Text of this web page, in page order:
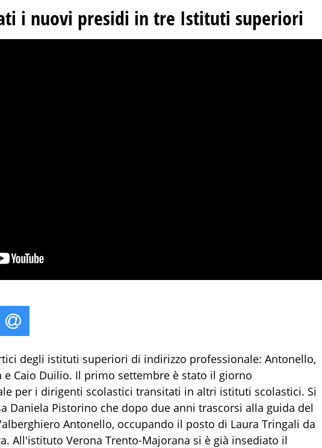
i nuovi presidi in tre Istituti superiori
degli istituti superiori di indirizzo professionale: Antonello,
e Caio Duilio. Il primo settembre è stato il giorno
per i dirigenti scolastici transitati in altri istituti scolastici. Si
Daniela Pistorino che dopo due anni trascorsi alla guida del
Antonello, occupando il posto di Laura Tringali da
All'istituto Verona Trento-Majorana si è già insediato il